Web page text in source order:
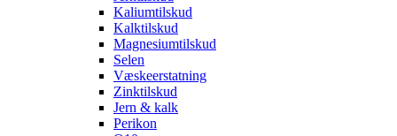
Kaliumtilskud
Kalktilskud
Magnesiumtilskud
Selen
Væskeerstatning
Zinktilskud
Jern & kalk
Perikon